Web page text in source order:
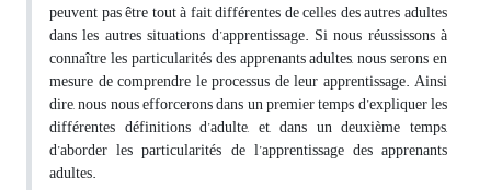
peuvent pas être tout à fait différentes de celles des autres adultes
dans les autres situations d’apprentissage. Si nous réussissons à
connaître les particularités des apprenants adultes, nous serons en
mesure de comprendre le processus de leur apprentissage. Ainsi
dire, nous nous efforcerons dans un premier temps d’expliquer les
différentes définitions d’adulte, et, dans un deuxième temps,
d’aborder les particularités de l’apprentissage des apprenants
adultes.